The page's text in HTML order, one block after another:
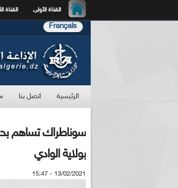
القناة الأولى القناة
Français
الرئيسية اتصل بنا
بولاية الوادي
13/02/2021 - 15:47